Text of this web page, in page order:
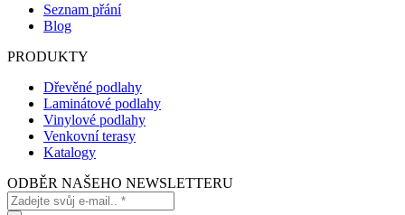
Seznam přání
Blog
PRODUKTY
Dřevěné podlahy
Laminátové podlahy
Vinylové podlahy
Venkovní terasy
Katalogy
ODBĚR NAŠEHO NEWSLETTERU